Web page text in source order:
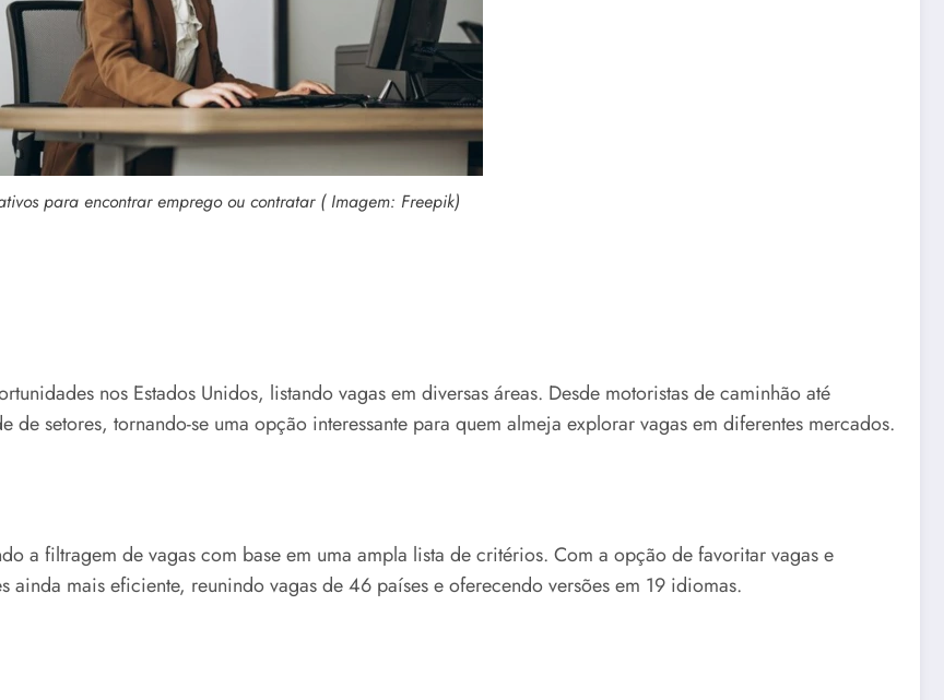
para encontrar emprego ou contratar ( Imagem: Freepik)
nos Estados Unidos, listando vagas em diversas áreas. Desde motoristas de caminhão até
setores, tornando-se uma opção interessante para quem almeja explorar vagas em diferentes mercados.
a filtragem de vagas com base em uma ampla lista de critérios. Com a opção de favoritar vagas e
mais eficiente, reunindo vagas de 46 países e oferecendo versões em 19 idiomas.